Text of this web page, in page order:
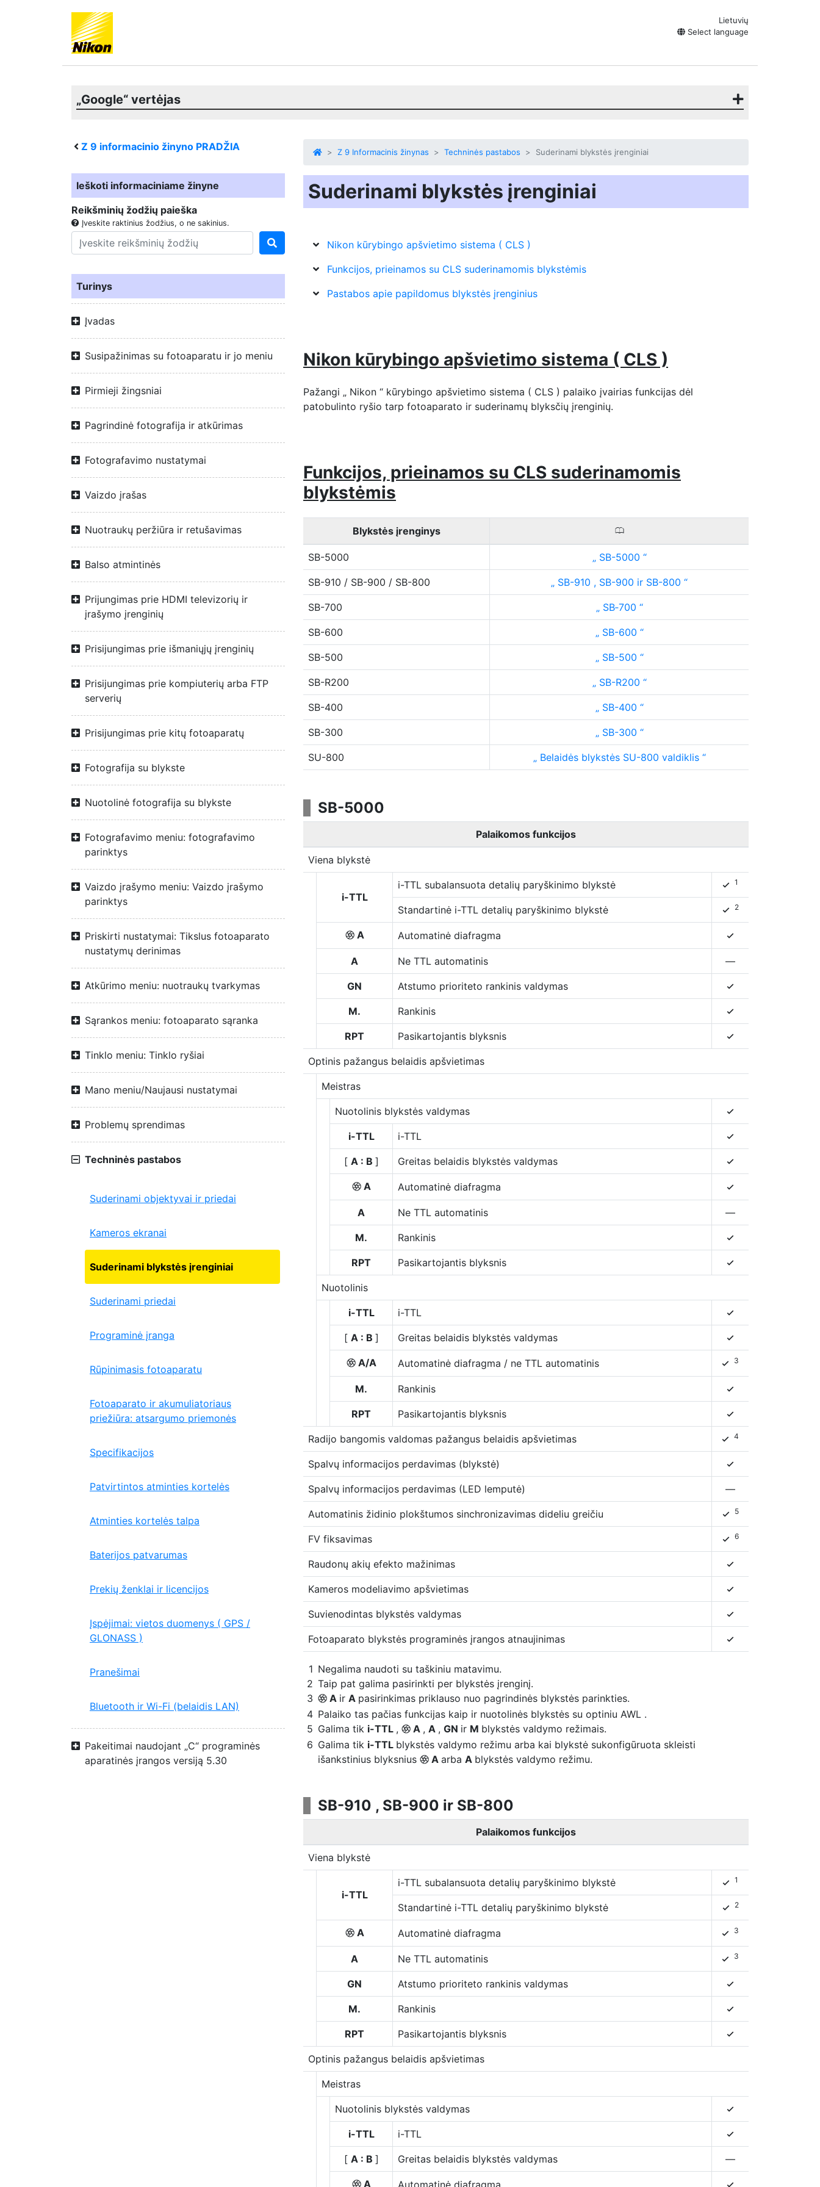
Lietuvių
Select language
„Google“ vertėjas
Z 9 informacinio žinyno PRADŽIA
Ieškoti informaciniame žinyne
Reikšminių žodžių paieška
Įveskite raktinius žodžius, o ne sakinius.
Turinys
Įvadas
Susipažinimas su fotoaparatu ir jo meniu
Pirmieji žingsniai
Pagrindinė fotografija ir atkūrimas
Fotografavimo nustatymai
Vaizdo įrašas
Nuotraukų peržiūra ir retušavimas
Balso atmintinės
Prijungimas prie HDMI televizorių ir
įrašymo įrenginių
Prisijungimas prie išmaniųjų įrenginių
Prisijungimas prie kompiuterių arba FTP
serverių
Prisijungimas prie kitų fotoaparatų
Fotografija su blykste
Nuotolinė fotografija su blykste
Fotografavimo meniu: fotografavimo
parinktys
Vaizdo įrašymo meniu: Vaizdo įrašymo
parinktys
Priskirti nustatymai: Tikslus fotoaparato
nustatymų derinimas
Atkūrimo meniu: nuotraukų tvarkymas
Sąrankos meniu: fotoaparato sąranka
Tinklo meniu: Tinklo ryšiai
Mano meniu/Naujausi nustatymai
Problemų sprendimas
Techninės pastabos
Suderinami objektyvai ir priedai
Kameros ekranai
Suderinami blykstės įrenginiai
Suderinami priedai
Programinė įranga
Rūpinimasis fotoaparatu
Fotoaparato ir akumuliatoriaus
priežiūra: atsargumo priemonės
Specifikacijos
Patvirtintos atminties kortelės
Atminties kortelės talpa
Baterijos patvarumas
Prekių ženklai ir licencijos
Įspėjimai: vietos duomenys ( GPS /
GLONASS )
Pranešimai
Bluetooth ir Wi-Fi (belaidis LAN)
Pakeitimai naudojant „C“ programinės
aparatinės įrangos versiją 5.30
Z 9 Informacinis žinynas Techninės pastabos Suderinami blykstės įrenginiai
Suderinami blykstės įrenginiai
Nikon kūrybingo apšvietimo sistema ( CLS )
Funkcijos, prieinamos su CLS suderinamomis blykstėmis
Pastabos apie papildomus blykstės įrenginius
Nikon kūrybingo apšvietimo sistema ( CLS )
Pažangi „ Nikon “ kūrybingo apšvietimo sistema ( CLS ) palaiko įvairias funkcijas dėl
patobulinto ryšio tarp fotoaparato ir suderinamų blyksčių įrenginių.
Funkcijos, prieinamos su CLS suderinamomis
blykstėmis
Blykstės įrenginys 0
SB-5000 SB-5000
SB-910 / SB-900 / SB-800 SB-910 , SB-900 ir SB-800
SB-700 SB‑700
SB-600 SB-600
SB-500 SB-500
SB-R200 SB-R200
SB-400 SB-400
SB-300 SB-300
SU-800 Belaidės blykstės SU-800 valdiklis
SB-5000
Palaikomos funkcijos
Viena blykstė
i-TTL
i-TTL subalansuota detalių paryškinimo blykstė 4 1
Standartinė i-TTL detalių paryškinimo blykstė 4 2
q A Automatinė diafragma 4
A Ne TTL automatinis —
GN Atstumo prioriteto rankinis valdymas 4
M. Rankinis 4
RPT Pasikartojantis blyksnis 4
Optinis pažangus belaidis apšvietimas
Meistras
Nuotolinis blykstės valdymas 4
i-TTL i-TTL 4
[ A : B ] Greitas belaidis blykstės valdymas 4
q A Automatinė diafragma 4
A Ne TTL automatinis —
M. Rankinis 4
RPT Pasikartojantis blyksnis 4
Nuotolinis
i-TTL i-TTL 4
[ A : B ] Greitas belaidis blykstės valdymas 4
q A/A Automatinė diafragma / ne TTL automatinis 4 3
M. Rankinis 4
RPT Pasikartojantis blyksnis 4
Radijo bangomis valdomas pažangus belaidis apšvietimas 4 4
Spalvų informacijos perdavimas (blykstė) 4
Spalvų informacijos perdavimas (LED lemputė) —
Automatinis židinio plokštumos sinchronizavimas dideliu greičiu 4 5
FV fiksavimas 4 6
Raudonų akių efekto mažinimas 4
Kameros modeliavimo apšvietimas 4
Suvienodintas blykstės valdymas 4
Fotoaparato blykstės programinės įrangos atnaujinimas 4
Negalima naudoti su taškiniu matavimu.
Taip pat galima pasirinkti per blykstės įrenginį.
q A ir A pasirinkimas priklauso nuo pagrindinės blykstės parinkties.
Palaiko tas pačias funkcijas kaip ir nuotolinės blykstės su optiniu AWL .
Galima tik i-TTL , q A , A , GN ir M blykstės valdymo režimais.
Galima tik i-TTL blykstės valdymo režimu arba kai blykstė sukonfigūruota skleisti
išankstinius blyksnius q A arba A blykstės valdymo režimu.
SB-910 , SB-900 ir SB-800
Palaikomos funkcijos
Viena blykstė
i-TTL
i-TTL subalansuota detalių paryškinimo blykstė 4 1
Standartinė i-TTL detalių paryškinimo blykstė 4 2
q A Automatinė diafragma 4 3
A Ne TTL automatinis 4 3
GN Atstumo prioriteto rankinis valdymas 4
M. Rankinis 4
RPT Pasikartojantis blyksnis 4
Optinis pažangus belaidis apšvietimas
Meistras
Nuotolinis blykstės valdymas 4
i-TTL i-TTL 4
[ A : B ] Greitas belaidis blykstės valdymas —
q A Automatinė diafragma 4